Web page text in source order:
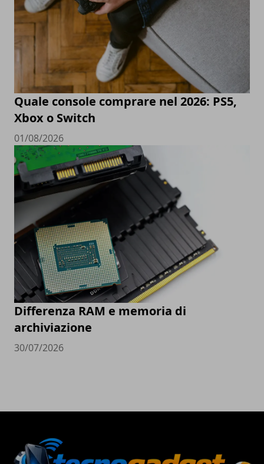
Quale console comprare nel 2026: PS5,
Xbox o Switch
01/08/2026
Differenza RAM e memoria di
archiviazione
30/07/2026